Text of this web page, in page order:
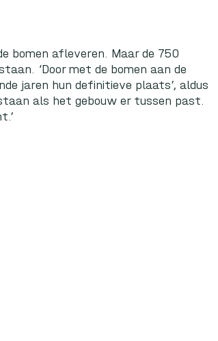
bomen afleveren. Maar de 750
‘Door met de bomen aan de
jaren hun definitieve plaats’, aldus
als het gebouw er tussen past.